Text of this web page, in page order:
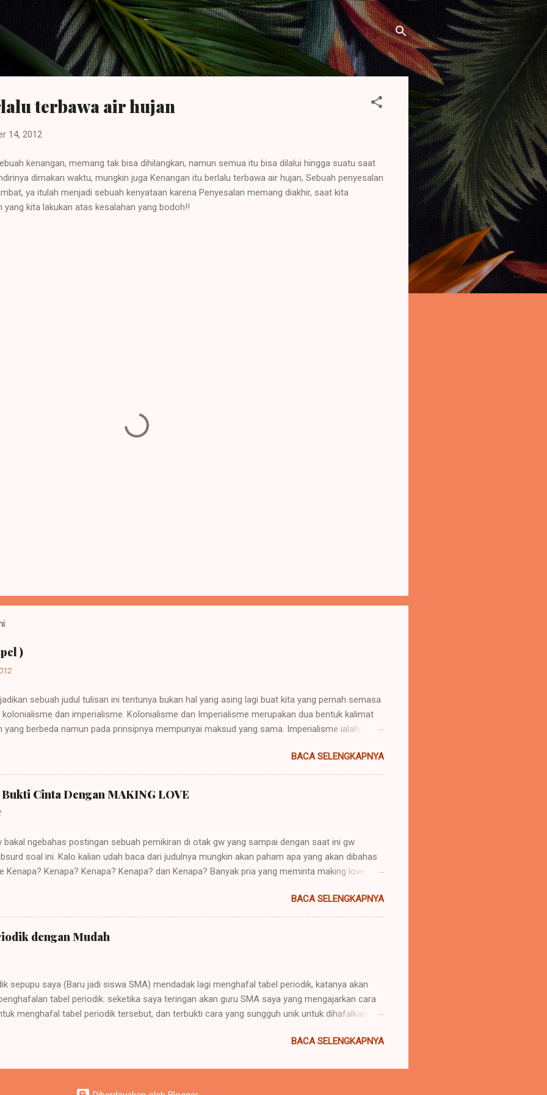
Langsung ke konten utama
terbawa air hujan
14, 2012
kenangan, memang tak bisa dihilangkan, namun semua itu bisa dilalui hingga suatu saat
dimakan waktu, mungkin juga Kenangan itu berlalu terbawa air hujan, Sebuah penyesalan
ya itulah menjadi sebuah kenyataan karena Penyesalan memang diakhir, saat kita
kita lakukan atas kesalahan yang bodoh!!
)
sebuah judul tulisan ini tentunya bukan hal yang asing lagi buat kita yang pernah semasa
dan imperialisme. Kolonialisme dan Imperialisme merupakan dua bentuk kalimat
yang berbeda namun pada prinsipnya mempunyai maksud yang sama. Imperialisme ialah
Sebuah contoh imperialisme terjadi saat negara-negara itu menaklukkan atau
imperialisme berasal dari kata Latin "imperare" yang artinya "memerintah". Hak untuk
"imperium". Orang yang diberi hak itu (diberi imperium) disebut "imperator". Yang lazimnya
karena itu lambat-laun raja disebut imperator dan kerajaannya (ialah daerah dimana imper...
BACA SELENGKAPNYA
Cinta Dengan MAKING LOVE
bakal ngebahas postingan sebuah pemikiran di otak gw yang sampai dengan saat ini gw
soal ini. Kalo kalian udah baca dari judulnya mungkin akan paham apa yang akan dibahas
Kenapa? Kenapa? Kenapa? Kenapa? dan Kenapa? Banyak pria yang meminta making love
yang didasari kasih sayang yang tulus bukannya hanya sekedar dari kata NAFSU.. ? Gw
benar semua pria menilai suatu hubungan hanya dari segi sex bebas dan mencinta hanya ingin
sex dari pasanganya? Apa mungkin karna mereka menganggap cinta itu kan gak
struk kayak sewaktu kita belanja di supermarket, jadi minta bukti kali yah. *WTF for it.
ini udah gak tabu lagi sih yah kalau masih pacaran, terus meminta jasa layanan seks?
BACA SELENGKAPNYA
dengan Mudah
sepupu saya (Baru jadi siswa SMA) mendadak lagi menghafal tabel periodik, katanya akan
tabel periodik. seketika saya teringan akan guru SMA saya yang mengajarkan cara
menghafal tabel periodik tersebut, dan terbukti cara yang sungguh unik untuk dihafalkan.
IA (ALKALI) Unsur: H – Li – Na – K – Rb – Cs – Fr Tips: HaLiNa Kakak Rubi Cs Frengky
Golongan IIIA (BORON) Unsur: B – Al – Ga – In – Tl Tips: Bang Ali Gagal Injek Telor
IVA (KARBON) Unsur: C – Si – Ge – Sn – Pb Tips: Cerita Singkat Gegerkan Sang Prabu
BACA SELENGKAPNYA